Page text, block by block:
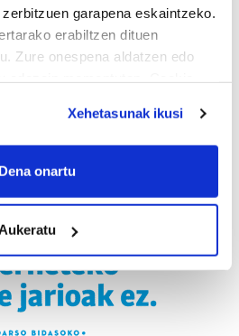
garapena eskaintzeko.
erabiltzen dituen
Zure onespena aldatzen edo
like to:
about your geographical
by actively scanning it for
(fingerprinting)
your personal data is processed
in the
details section.
Xehetasunak ikusi
Dena onartu